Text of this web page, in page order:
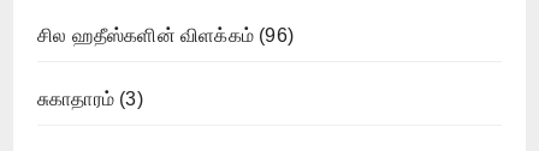
சில ஹதீஸ்களின் விளக்கம் (96)
சுகாதாரம் (3)